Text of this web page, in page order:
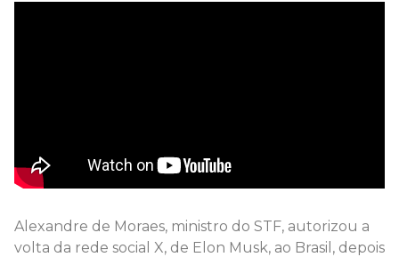
Alexandre de Moraes, ministro do STF, autorizou a
volta da rede social X, de Elon Musk, ao Brasil, depois